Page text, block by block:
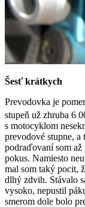
Šesť krátkych
Prevodovka je
stupeň už zhruba 6
s motocyklom
prevodové stupne,
podraďovaní som
pokus. Namiesto
mal som taký pocit,
dlhý zdvih. Stávalo
vysoko, nepustil
smerom dole bolo